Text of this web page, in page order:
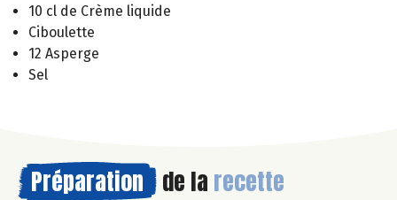
10 cl de Crème liquide
Ciboulette
12 Asperge
Sel
Préparation de la recette